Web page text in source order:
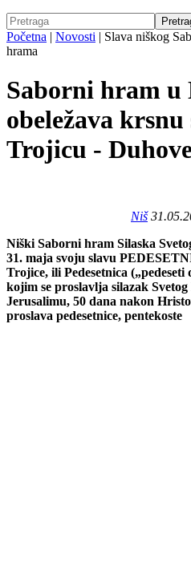
Početna | Novosti | Slava niškog
hrama
Saborni hram u
obeležava
Trojicu -
Niš
Niški Saborni hram Silaska
31. maja svoju slavu
Trojice, ili Pedesetnica
kojim se proslavlja silazak
Jerusalimu, 50 dana nakon
proslava pedesetnice, pentekoste